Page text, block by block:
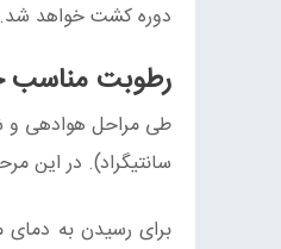
دوره کشت خواهد
رطوبت
سانتیگراد). در این
برای رسیدن به